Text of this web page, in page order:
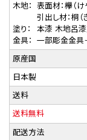
木地：
表面材：欅（け
引出し材：桐（
塗り：
本漆 木地呂漆
金具：
一部彫金金具
原産国
日本製
送料
送料無料
配送方法